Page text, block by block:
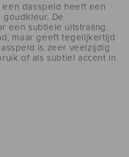
dasspeld heeft een
De
een subtiele uitstraling.
maar geeft tegelijkertijd
is zeer veelzijdig
of als subtiel accent in